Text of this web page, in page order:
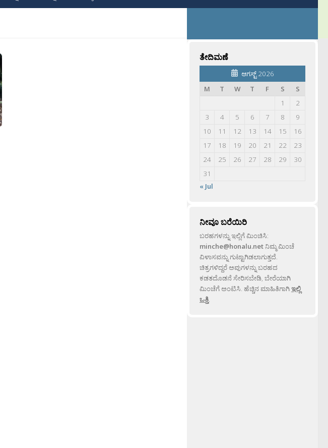
ತೇದಿಮಣೆ
ಆಗಸ್ಟ್ 2026
M
T W T F S
S
1
2
3
4 5 6 7 8
9
10
11 12 13 14 15
16
17
18 19 20 21 22
23
24
25 26 27 28 29
30
31
« Jul
ನೀವೂ ಬರೆಯಿರಿ
ಬರಹಗಳನ್ನು ಇಲ್ಲಿಗೆ ಮಿಂಚಿಸಿ:
minche@honalu.netನಿಮ್ಮ ಮಿಂಚೆ
ವಿಳಾಸವನ್ನು ಗುಟ್ಟಾಗಿಡಲಾಗುತ್ತದೆ.
ಚಿತ್ರಗಳಿದ್ದರೆ ಅವುಗಳನ್ನು ಬರಹದ
ಕಡತದೊಡನೆ ಸೇರಿಸಬೇಡಿ, ಬೇರೆಯಾಗಿ
ಮಿಂಚೆಗೆ ಅಂಟಿಸಿ. ಹೆಚ್ಚಿನ ಮಾಹಿತಿಗಾಗಿಇಲ್ಲಿ
ಒತ್ತಿ.